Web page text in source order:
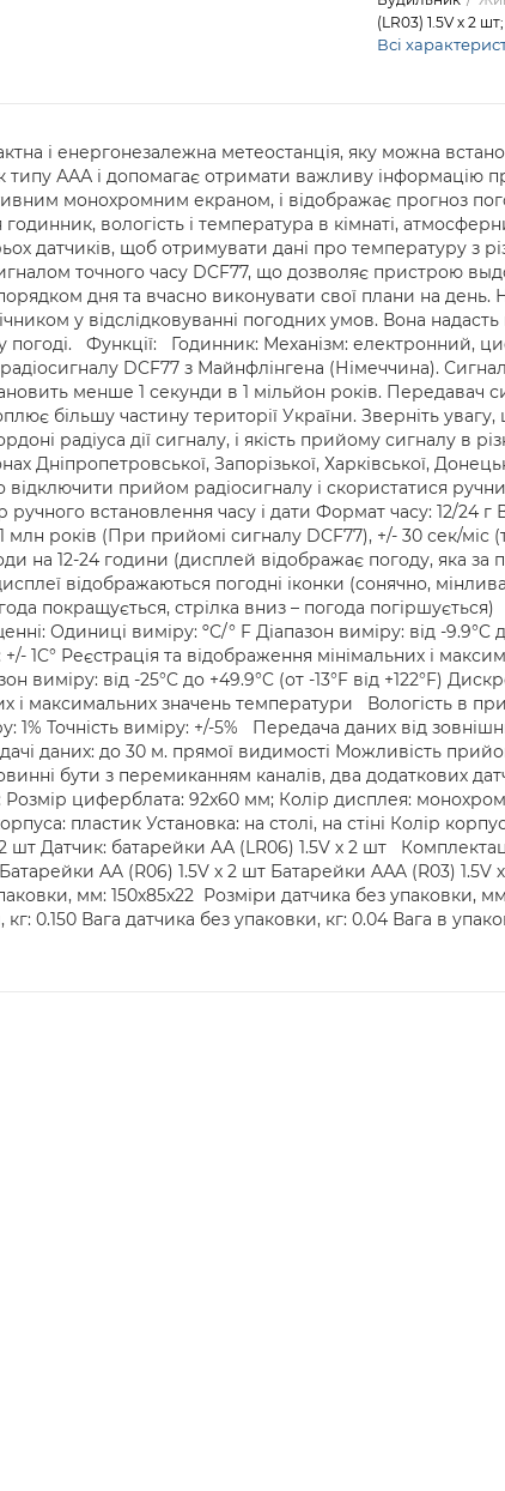
(LR03) 1.5V х 2
Всі
і енергонезалежна метеостанція, яку можна
ААА і допомагає отримати важливу інформацію
монохромним екраном, і відображає прогноз
вологість і температура в кімнаті,
датчиків, щоб отримувати дані про температуру з
точного часу DCF77, що дозволяє пристрою
дня та вчасно виконувати свої плани на день.
у відслідковуванні погодних умов. Вона
погоді. Функції: Годинник: Механізм: електронний,
DCF77 з Майнфлінгена (Німеччина).
менше 1 секунди в 1 мільйон років. Передавач
більшу частину території України. Зверніть
радіуса дії сигналу, і якість прийому сигналу в
Дніпропетровської, Запорізької, Харківської,
відключити прийом радіосигналу і скористатися
ручного встановлення часу і дати Формат часу: 12/24
млн років (При прийомі сигналу DCF77), +/- 30 сек/міс
на 12-24 години (дисплей відображає погоду, яка за
відображаються погодні іконки (сонячно,
покращується, стрілка вниз – погода
Одиниці виміру: ºС/° F Діапазон виміру: від -9.9°C до
+/- 1C° Реєстрація та відображення мінімальних і
від -25°C до +49.9°C (от -13°F від +122°F)
і максимальних значень температури Вологість в
1% Точність виміру: +/-5% Передача даних від
даних: до 30 м. прямої видимості Можливість
бути з перемиканням каналів, два додаткових
циферблата: 92x60 мм; Колір дисплея:
пластик Установка: на столі, на стіні Колір
шт Датчик: батарейки AА (LR06) 1.5V х 2 шт
AA (R06) 1.5V х 2 шт Батарейки AАA (R03)
мм: 150х85х22 Розміри датчика без упаковки,
0.150 Вага датчика без упаковки, кг: 0.04 Вага в